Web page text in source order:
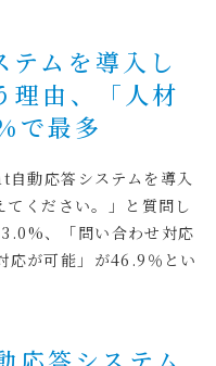
ムを導入し
理由、「人材
で最多
自動応答システムを導入
ください。」と質問し
、「問い合わせ対応
応が可能」が46.9％とい